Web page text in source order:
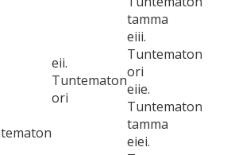
tamma
eii.
Tuntematon
ori
eiii.
Tuntematon
ori
eiie.
Tuntematon
tamma
eiei.